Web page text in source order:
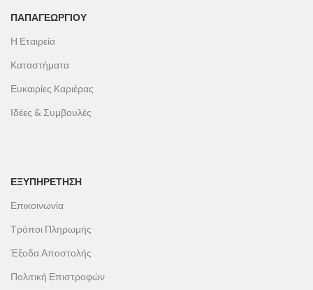
ΠΑΠΑΓΕΩΡΓΊΟΥ
Η Εταιρεία
Καταστήματα
Ευκαιρίες Καριέρας
Ιδέες & Συμβουλές
ΕΞΥΠΗΡΕΤΗΣΗ
Επικοινωνία
Τρόποι Πληρωμής
Έξοδα Αποστολής
Πολιτική Επιστροφών